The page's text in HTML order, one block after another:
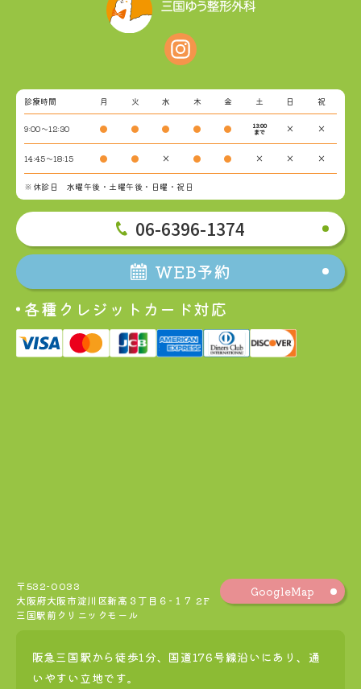
診療時間 月 火 水 木 金 土 日 祝
9:00～12:30 ● ● ● ● ● 13:00
まで × ×
14:45～18:15 ● ● × ● ● × × ×
※休診日 水曜午後・土曜午後・日曜・祝日
06-6396-1374
WEB予約
各種クレジットカード対応
〒532-0033
大阪府大阪市淀川区新高３丁目６−１７ 2F
三国駅前クリニックモール
GoogleMap
阪急三国駅から徒歩1分、国道176号線沿いにあり、通
いやすい立地です。